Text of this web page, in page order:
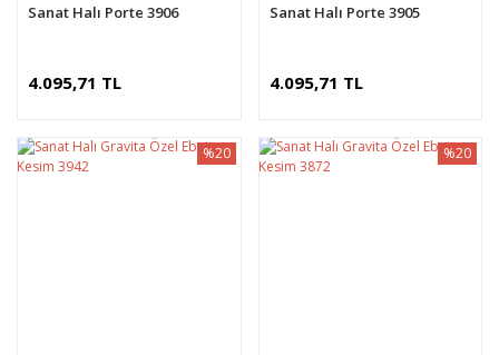
Sanat Halı Porte 3906
4.095,71 TL
Sanat Halı Porte 3905
4.095,71 TL
%20 %20